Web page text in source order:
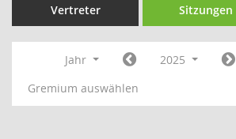
Vertreter Sitzungen
Jahr
2025
Gremium auswählen